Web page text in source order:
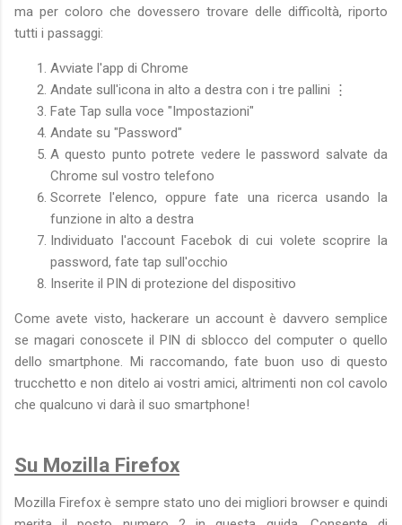
ma per coloro che dovessero trovare delle difficoltà, riporto
tutti i passaggi:
Avviate l'app di Chrome
Andate sull'icona in alto a destra con i tre pallini ⋮
Fate Tap sulla voce "Impostazioni"
Andate su "Password"
A questo punto potrete vedere le password salvate da
Chrome sul vostro telefono
Scorrete l'elenco, oppure fate una ricerca usando la
funzione in alto a destra
Individuato l'account Facebok di cui volete scoprire la
password, fate tap sull'occhio
Inserite il PIN di protezione del dispositivo
Come avete visto, hackerare un account è davvero semplice
se magari conoscete il PIN di sblocco del computer o quello
dello smartphone. Mi raccomando, fate buon uso di questo
trucchetto e non ditelo ai vostri amici, altrimenti non col cavolo
che qualcuno vi darà il suo smartphone!
Su Mozilla Firefox
Mozilla Firefox è sempre stato uno dei migliori browser e quindi